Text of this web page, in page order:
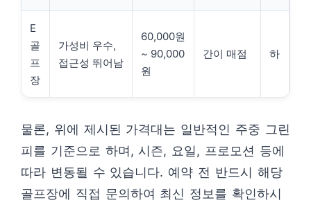
E
골
프
장
가성비 우수,
접근성 뛰어남
60,000원
~ 90,000
원
간이 매점 하
물론, 위에 제시된 가격대는 일반적인 주중 그린
피를 기준으로 하며, 시즌, 요일, 프로모션 등에
따라 변동될 수 있습니다. 예약 전 반드시 해당
골프장에 직접 문의하여 최신 정보를 확인하시